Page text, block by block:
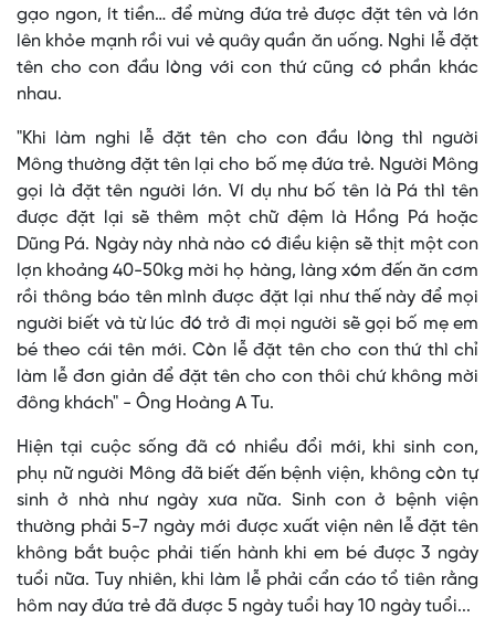
gạo ngon, ít tiền… để mừng đứa trẻ được đặt tên và lớn
lên khỏe mạnh rồi vui vẻ quây quần ăn uống. Nghi lễ đặt
tên cho con đầu lòng với con thứ cũng có phần khác
nhau.
"Khi làm nghi lễ đặt tên cho con đầu lòng thì người
Mông thường đặt tên lại cho bố mẹ đứa trẻ. Người Mông
gọi là đặt tên người lớn. Ví dụ như bố tên là Pá thì tên
được đặt lại sẽ thêm một chữ đệm là Hồng Pá hoặc
Dũng Pá. Ngày này nhà nào có điều kiện sẽ thịt một con
lợn khoảng 40-50kg mời họ hàng, làng xóm đến ăn cơm
rồi thông báo tên mình được đặt lại như thế này để mọi
người biết và từ lúc đó trở đi mọi người sẽ gọi bố mẹ em
bé theo cái tên mới. Còn lễ đặt tên cho con thứ thì chỉ
làm lễ đơn giản để đặt tên cho con thôi chứ không mời
đông khách" - Ông Hoàng A Tu.
Hiện tại cuộc sống đã có nhiều đổi mới, khi sinh con,
phụ nữ người Mông đã biết đến bệnh viện, không còn tự
sinh ở nhà như ngày xưa nữa. Sinh con ở bệnh viện
thường phải 5-7 ngày mới được xuất viện nên lễ đặt tên
không bắt buộc phải tiến hành khi em bé được 3 ngày
tuổi nữa. Tuy nhiên, khi làm lễ phải cẩn cáo tổ tiên rằng
hôm nay đứa trẻ đã được 5 ngày tuổi hay 10 ngày tuổi...